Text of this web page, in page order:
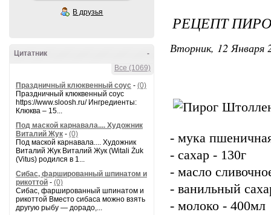
В друзья
-
Цитатник
Все (1069)
Праздничный клюквенный соус - (0)
Праздничный клюквенный соус
https://www.sloosh.ru/ Ингредиенты:
Клюква – 15...
Под маской карнавала.... Художник
Виталий Жук - (0)
Под маской карнавала.... Художник
Виталий Жук Виталий Жук (Witali Żuk
(Vitus) родился в 1...
Сибас, фаршированный шпинатом и
рикоттой - (0)
Сибас, фаршированный шпинатом и
рикоттой Вместо сибаса можно взять
другую рыбу — дорадо,...
РЕЦЕПТ
Вторник, 12 Января
- мука
- сахар - 130г
- масло
- ванильный
- молоко - 400мл